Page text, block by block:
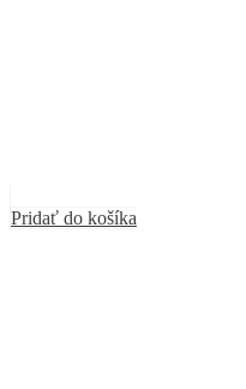
Pridať do košíka